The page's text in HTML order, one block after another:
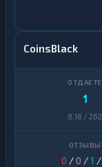
CoinsBlack
1
8,18 / 262
0 / 0 /1 /